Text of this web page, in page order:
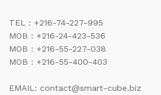
TEL : +216-74-227-995
MOB : +216-24-423-536
MOB : +216-55-227-038
MOB : +216-55-400-403
EMAIL: contact@smart-cube.biz